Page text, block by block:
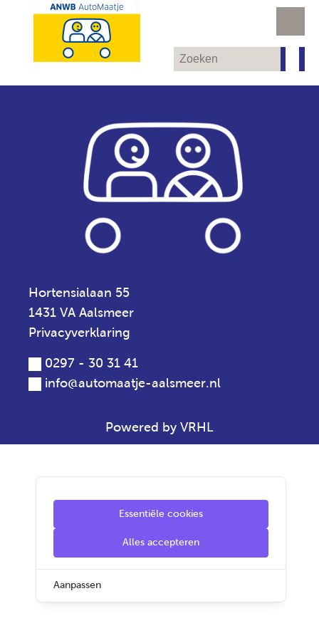
Hortensialaan 55
1431 VA Aalsmeer
Privacyverklaring
0297 - 30 31 41
info@automaatje-aalsmeer.nl
Powered by VRHL
Essentiële cookies
Alles accepteren
Aanpassen